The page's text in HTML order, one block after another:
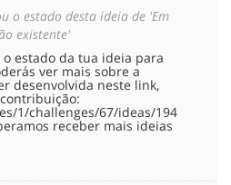
o estado desta ideia de 'Em
existente'
estado da tua ideia para
ver mais sobre a
desenvolvida neste link,
1/challenges/67/ideas/194
receber mais ideias